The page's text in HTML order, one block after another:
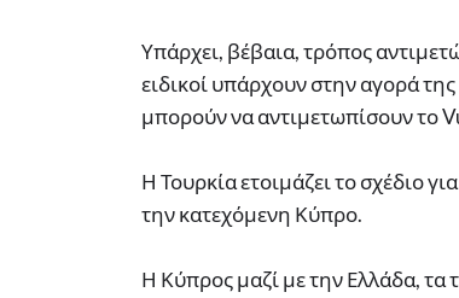
Υπάρχει, βέβαια, τρόπος
ειδικοί υπάρχουν στην αγορά
μπορούν να αντιμετωπίσουν το
Η Τουρκία ετοιμάζει το σχέδιο
την κατεχόμενη Κύπρο.
Η Κύπρος μαζί με την Ελλάδα, τα